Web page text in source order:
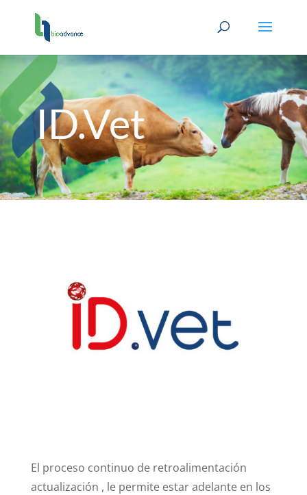
ID.Vet
El proceso continuo de retroalimentación
actualización , le permite estar adelante en los